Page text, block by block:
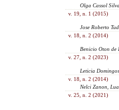
Olga Cassol
v. 19, n. 1 (2015)
Jose Roberto
v. 18, n. 2 (2014)
Benicio Oton de
v. 27, n. 2 (2023)
Leticia
v. 18, n. 2 (2014)
Nelci Zanon,
v. 25, n. 2 (2021)